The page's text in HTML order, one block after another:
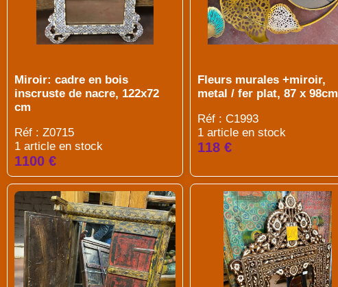
Miroir: cadre en bois
inscruste de nacre, 122x72
cm
Réf : Z0715
1 article en stock
1100 €
Fleurs murales +miroir,
metal / fer plat, 87 x 98cm
Réf : C1993
1 article en stock
118 €